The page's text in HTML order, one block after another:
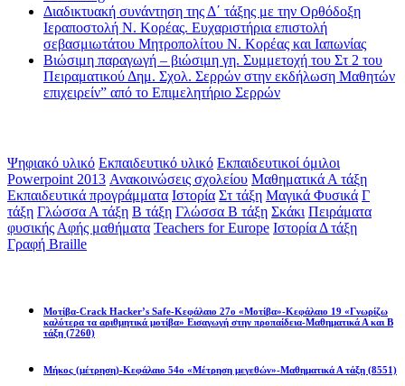
Διαδικτυακή συνάντηση της Δ΄ τάξης με την Ορθόδοξη
Ιεραποστολή Ν. Κορέας. Ευχαριστήρια επιστολή
σεβασμιωτάτου Μητροπολίτου Ν. Κορέας και Ιαπωνίας
Βιώσιμη παραγωγή – βιώσιμη γη. Συμμετοχή του Στ 2 του
Πειραματικού Δημ. Σχολ. Σερρών στην εκδήλωση Μαθητών
επιχειρείν” από το Επιμελητήριο Σερρών
Ψηφιακό υλικό Εκπαιδευτικό υλικό Εκπαιδευτικοί όμιλοι
Powerpoint 2013 Ανακοινώσεις σχολείου Μαθηματικά Α τάξη
Εκπαιδευτικά προγράμματα Ιστορία Στ τάξη Μαγικά Φυσικά Γ
τάξη Γλώσσα Α τάξη Β τάξη Γλώσσα Β τάξη Σκάκι Πειράματα
φυσικής Αφής μαθήματα Teachers for Europe Ιστορία Δ τάξη
Γραφή Braille
Μοτίβα-Crack Hacker’s Safe-Κεφάλαιο 27ο «Μοτίβα»-Κεφάλαιο 19 «Γνωρίζω
καλύτερα τα αριθμητικά μοτίβα» Εισαγωγή στην προπαίδεια-Μαθηματικά Α και Β
τάξη (7260)
Μήκος (μέτρηση)-Κεφάλαιο 54ο «Μέτρηση μεγεθών»-Μαθηματικά Α τάξη (8551)